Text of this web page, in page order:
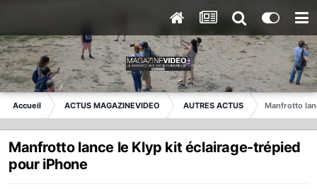
Accueil ACTUS MAGAZINEVIDEO AUTRES ACTUS Manfrotto
Manfrotto lance le Klyp kit éclairage-trépied
pour iPhone